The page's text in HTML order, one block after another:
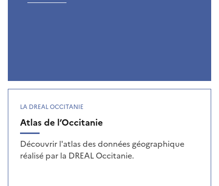
Atlas de l’Occitanie
LA DREAL OCCITANIE
Découvrir l'atlas des données géographique
réalisé par la DREAL Occitanie.